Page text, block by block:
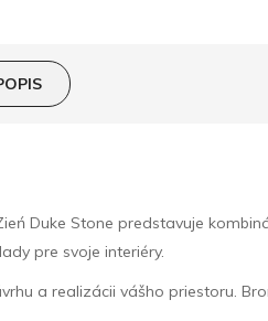
Duke Stone predstavuje
pre svoje interiéry.
a realizácii vášho priestoru.